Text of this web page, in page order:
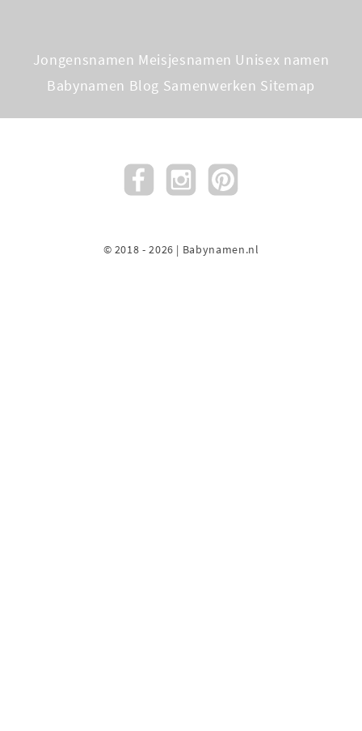
Jongensnamen Meisjesnamen Unisex namen
Babynamen Blog Samenwerken Sitemap
© 2018 - 2026 | Babynamen.nl